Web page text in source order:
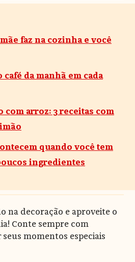
faz na cozinha e você
café da manhã em cada
com arroz: 3 receitas com
quando você tem
ingredientes
na decoração e aproveite o
Conte sempre com
seus momentos especiais